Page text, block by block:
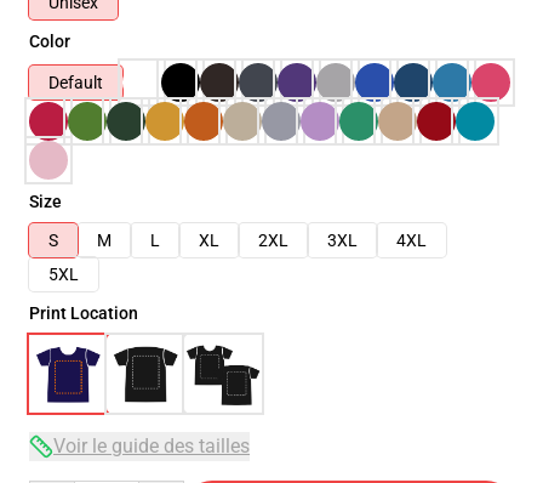
Color
Default
Size
S
M L XL 2XL 3XL
4XL
5XL
Print Location
Voir le guide des tailles